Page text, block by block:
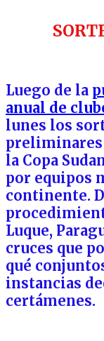
seguimos
trabajando
fùtbol
Luego de la
anual de
lunes los
preliminares
la Copa
por equipos
continente.
Luque,
cruces que
qué
instancias
certámenes.